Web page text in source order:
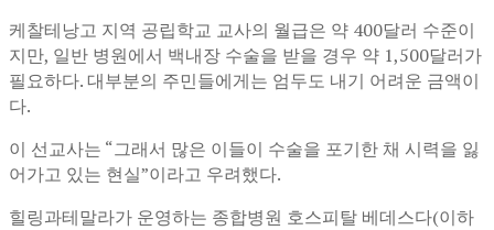
케찰테낭고 지역 공립학교 교사의 월급은 약 400달러 수준이
지만, 일반 병원에서 백내장 수술을 받을 경우 약 1,500달러가
필요하다. 대부분의 주민들에게는 엄두도 내기 어려운 금액이
다.
이 선교사는 “그래서 많은 이들이 수술을 포기한 채 시력을 잃
어가고 있는 현실”이라고 우려했다.
힐링과테말라가 운영하는 종합병원 호스피탈 베데스다(이하